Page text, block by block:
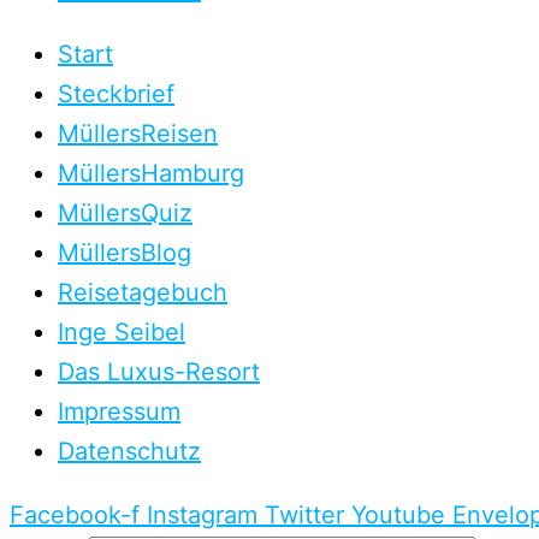
Start
Steckbrief
MüllersReisen
MüllersHamburg
MüllersQuiz
MüllersBlog
Reisetagebuch
Inge Seibel
Das Luxus-Resort
Impressum
Datenschutz
Facebook-f Instagram Twitter Youtube